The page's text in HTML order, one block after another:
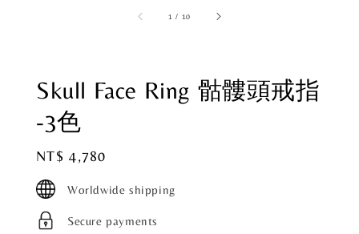
1 / 10
Skull Face Ring 骷髏頭戒指
-3色
Regular
price
NT$ 4,780
Worldwide shipping
Secure payments